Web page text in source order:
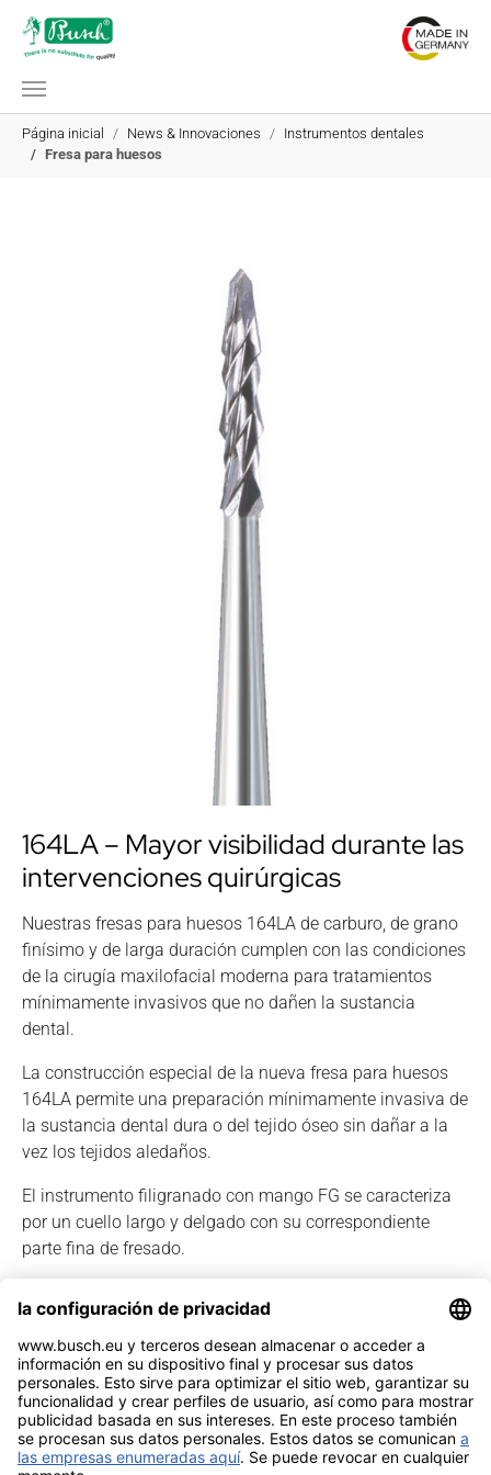
Saltar al contenido principal
Estás aquí:
Página inicial
News & Innovaciones
Instrumentos dentales
Fresa para huesos
164LA – Mayor visibilidad durante las
intervenciones quirúrgicas
Nuestras fresas para huesos 164LA de carburo, de grano
finísimo y de larga duración cumplen con las condiciones
de la cirugía maxilofacial moderna para tratamientos
mínimamente invasivos que no dañen la sustancia
dental.
La construcción especial de la nueva fresa para huesos
164LA permite una preparación mínimamente invasiva de
la sustancia dental dura o del tejido óseo sin dañar a la
vez los tejidos aledaños.
El instrumento filigranado con mango FG se caracteriza
por un cuello largo y delgado con su correspondiente
parte fina de fresado.
Ver catálogo